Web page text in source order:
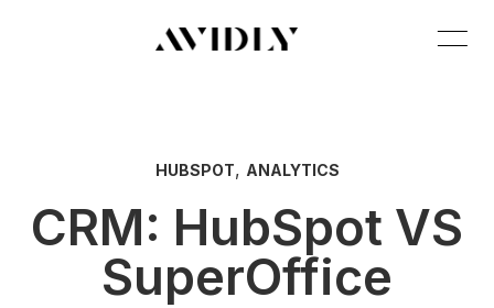
HUBSPOT, ANALYTICS
CRM: HubSpot VS
SuperOffice